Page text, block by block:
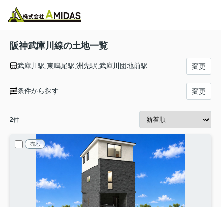
阪神武庫川線の土地一覧
武庫川駅,東鳴尾駅,洲先駅,武庫川団地前駅 変更
条件から探す 変更
2件
売地